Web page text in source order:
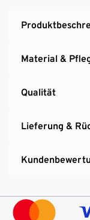
Material &
Qualität
Lieferung &